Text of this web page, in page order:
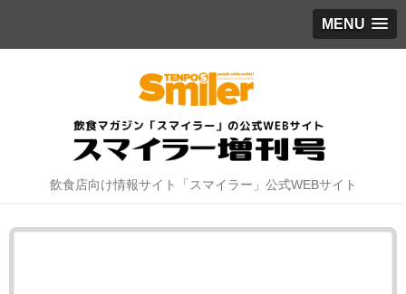
MENU
飲食店向け情報サイト「スマイラー」公式WEBサイト